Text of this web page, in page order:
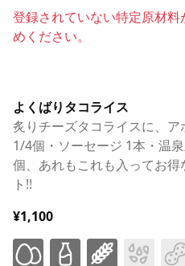
登録されていない特定原材
めください。
よくばりタコライス
炙りチーズタコライスに、ア
1/4個・ソーセージ 1本・温
個、あれもこれも入ってお得
ト!!
¥1,100